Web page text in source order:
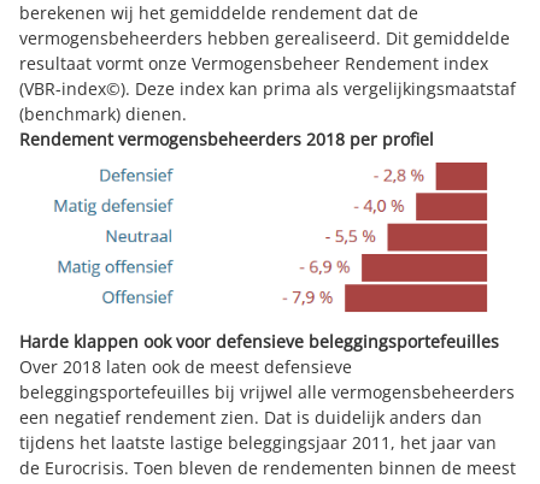
berekenen wij het gemiddelde rendement dat de
vermogensbeheerders hebben gerealiseerd. Dit gemiddelde
resultaat vormt onze Vermogensbeheer Rendement index
(VBR-index©). Deze index kan prima als vergelijkingsmaatstaf
(benchmark) dienen.
Rendement vermogensbeheerders 2018 per profiel
Harde klappen ook voor defensieve beleggingsportefeuilles
Over 2018 laten ook de meest defensieve
beleggingsportefeuilles bij vrijwel alle vermogensbeheerders
een negatief rendement zien. Dat is duidelijk anders dan
tijdens het laatste lastige beleggingsjaar 2011, het jaar van
de Eurocrisis. Toen bleven de rendementen binnen de meest